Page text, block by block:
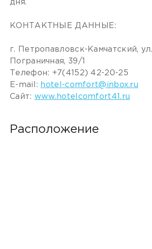
дня.
КОНТАКТНЫЕ ДАННЫЕ:
г. Петропавловск-Камчатский, ул.
Пограничная, 39/1
Телефон: +7(4152) 42-20-25
E-mail: hotel-comfort@inbox.ru
Сайт: www.hotelcomfort41.ru
Расположение